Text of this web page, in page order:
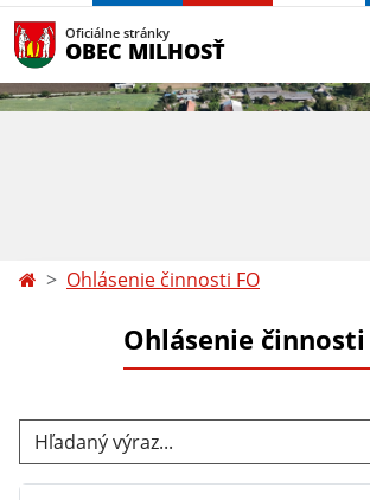
Oficiálne stránky
OBEC MILHOSŤ
Ohlásenie činnosti FO
Ohlásenie činnosti
Hľadaný výraz...